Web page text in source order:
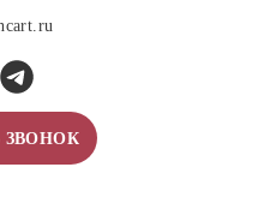
ЗВОНОК